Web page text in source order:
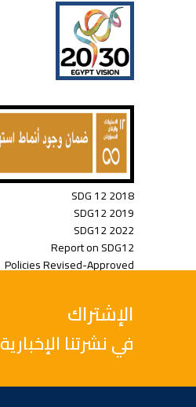
SDG 12 2018
SDG12 2019
SDG12 2022
Report on SDG12
Policies Revised-Approved
الإشتراك
في نشرتنا الإخبارية